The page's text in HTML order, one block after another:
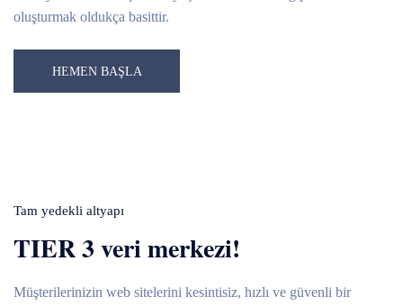
oluşturmak oldukça basittir.
HEMEN BAŞLA
Tam yedekli altyapı
TIER 3 veri merkezi!
Müşterilerinizin web sitelerini kesintisiz, hızlı ve güvenli bir